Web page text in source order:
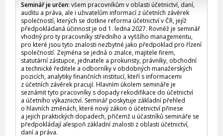
Seminář je určen: všem pracovníkům v oblasti účetnictví, daní,
auditu a práva, ale i uživatelům informací z účetních závěrek
společností, kterých se dotkne reforma účetnictví v ČR, jejíž
předpokládaná účinnost je od 1. ledna 2027. Rovněž je seminář
vhodný pro ty pracovníky středního a vyššího managementu,
pro které jsou tyto znalosti nezbytné jako předpoklad pro řízení
společností. Zejména se jedná o znalce, majitele firem,
statutární zástupce, jednatele a prokuristy, právníky, obchodní
a technické ředitele a odborníky v obdobných manažerských
pozicích, analytiky finančních institucí, kteří s informacemi
z účetních závěrek pracují. Hlavním úkolem semináře je
seznámit tyto pracovníky s dopady rekodifikace do účetnictví
a účetního výkaznictví. Seminář poskytuje základní přehled
o hlavních změnách, které nový zákon o účetnictví přinese
a jejich praktických dopadech, přičemž u účastníků semináře se
předpokládají alespoň základní znalosti z oblasti účetnictví,
daní a práva.